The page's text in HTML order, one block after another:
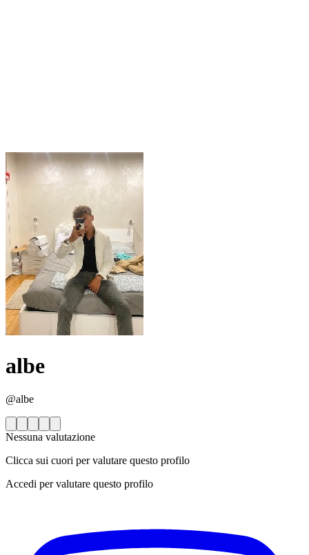
albe
@albe
Nessuna valutazione
Clicca sui cuori per valutare questo profilo
Accedi per valutare questo profilo